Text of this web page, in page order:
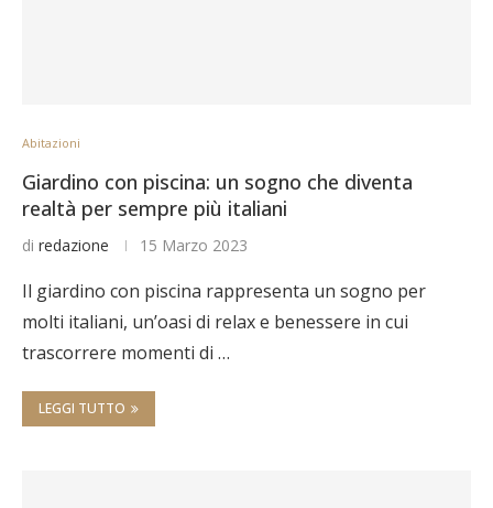
Abitazioni
Giardino con piscina: un sogno che diventa
realtà per sempre più italiani
di redazione 15 Marzo 2023
Il giardino con piscina rappresenta un sogno per
molti italiani, un’oasi di relax e benessere in cui
trascorrere momenti di …
LEGGI TUTTO